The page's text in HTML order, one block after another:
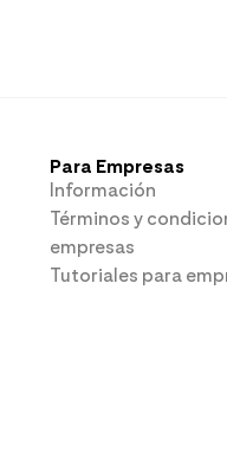
Para Empresas
Información
Términos y
empresas
Tutoriales para